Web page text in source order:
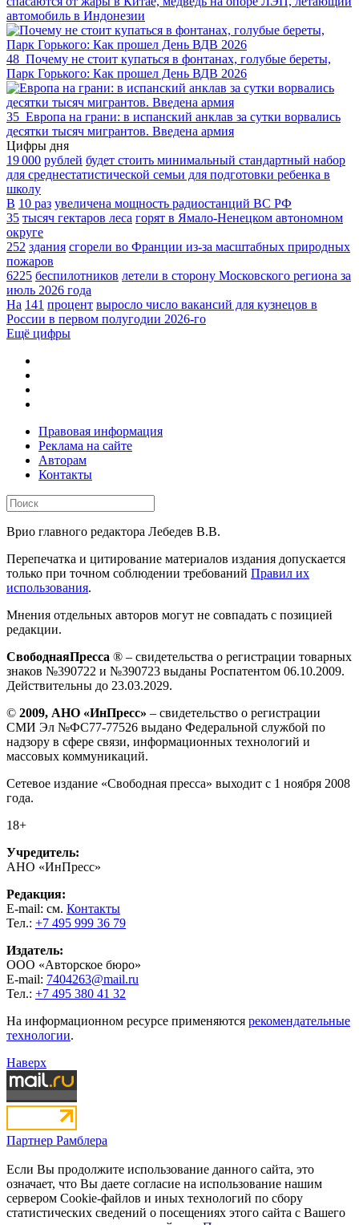
автомобиль в Индонезии
48 Почему не стоит купаться в фонтанах, голубые береты,
Парк Горького: Как прошел День ВДВ 2026
35 Европа на грани: в испанский анклав за сутки ворвались
десятки тысяч мигрантов. Введена армия
Цифры дня
19 000 рублей будет стоить минимальный стандартный набор
для среднестатистической семьи для подготовки ребенка в
школу
В 10 раз увеличена мощность радиостанций ВС РФ
35 тысяч гектаров леса горят в Ямало-Ненецком автономном
округе
252 здания сгорели во Франции из-за масштабных природных
пожаров
6225 беспилотников летели в сторону Московского региона за
июль 2026 года
На 141 процент выросло число вакансий для кузнецов в
России в первом полугодии 2026-го
Ещё цифры
Правовая информация
Реклама на сайте
Авторам
Контакты
Врио главного редактора Лебедев В.В.
Перепечатка и цитирование материалов издания допускается
только при точном соблюдении требований Правил их
использования.
Мнения отдельных авторов могут не совпадать с позицией
редакции.
СвободнаяПресса ® – свидетельства о регистрации товарных
знаков №390722 и №390723 выданы Роспатентом 06.10.2009.
Действительны до 23.03.2029.
© 2009, АНО «ИнПресс» – свидетельство о регистрации
СМИ Эл №ФС77-77526 выдано Федеральной службой по
надзору в сфере связи, информационных технологий и
массовых коммуникаций.
Сетевое издание «Свободная пресса» выходит с 1 ноября 2008
года.
18+
Учредитель:
АНО «ИнПресс»
Редакция:
E-mail: см. Контакты
Тел.: +7 495 999 36 79
Издатель:
ООО «Авторское бюро»
E-mail: 7404263@mail.ru
Тел.: +7 495 380 41 32
На информационном ресурсе применяются рекомендательные
технологии.
Наверх
Партнер Рамблера
Если Вы продолжите использование данного сайта, это
означает, что Вы даете согласие на использование нашим
сервером Cookie-файлов и иных технологий по сбору
статистических сведений о посещениях этого сайта с Вашего